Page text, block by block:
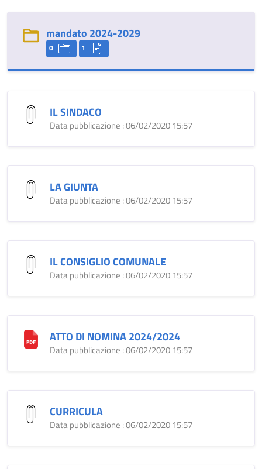
mandato 2024-2029
0 1
IL SINDACO
Data pubblicazione : 06/02/2020 15:57
LA GIUNTA
Data pubblicazione : 06/02/2020 15:57
IL CONSIGLIO COMUNALE
Data pubblicazione : 06/02/2020 15:57
ATTO DI NOMINA 2024/2024
Data pubblicazione : 06/02/2020 15:57
CURRICULA
Data pubblicazione : 06/02/2020 15:57